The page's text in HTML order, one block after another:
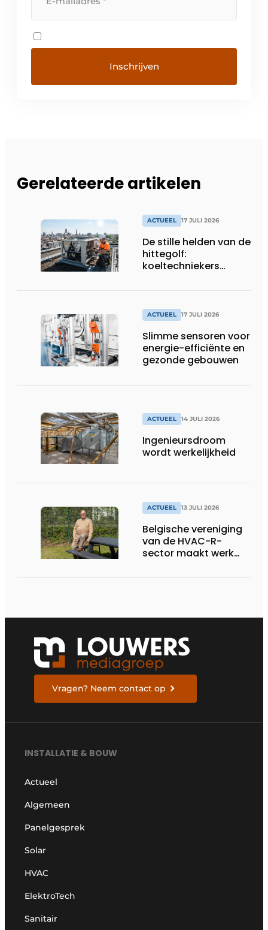
Gerelateerde artikelen
ACTUEEL 17 JULI 2026
De stille helden van de
hittegolf:
koeltechniekers
productiebedrijven
ACTUEEL 17 JULI 2026
Slimme sensoren voor
energie-efficiënte en
gezonde gebouwen
ACTUEEL 14 JULI 2026
Ingenieursdroom
wordt werkelijkheid
ACTUEEL 13 JULI 2026
Belgische vereniging
van de HVAC-R-
sector maakt werk
Vragen? Neem contact op
INSTALLATIE & BOUW
Actueel
Algemeen
Panelgesprek
Solar
HVAC
ElektroTech
Sanitair